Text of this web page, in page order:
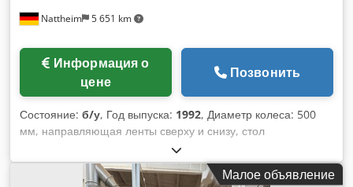
Nattheim 5 651 km
цене
Позвонить
Состояние: б/у, Год выпуска: 1992, Диаметр колеса: 500
мм, направляющая ленты сверху и снизу, стол
наклоняемый. Место хранения: Нэттхайм Dcjdpfx Aljw D
Aw Hjnjk
Малое объявление